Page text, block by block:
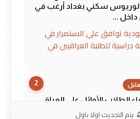
سكني بغداد أرغب في
داخل ...
توافق على الاستمرار في
100 منحة دراسية للطلبة العراقيين في
2
الطلاب الأوائل على العراق
احمد الصافي في العتبات
يتم التحديث اولا باول